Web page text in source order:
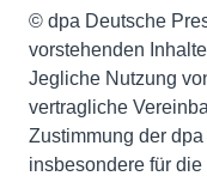
© dpa Deutsche
vorstehenden
Jegliche Nutzung
vertragliche
Zustimmung der
insbesondere für